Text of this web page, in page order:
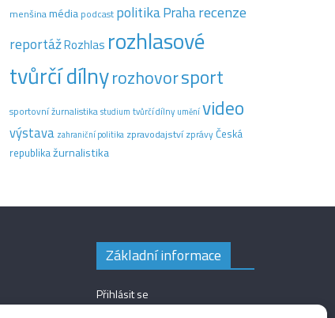
menšinamédia podcast politikaPraharecenze
reportážRozhlas rozhlasové
tvůrčí dílnyrozhovorsport
sportovní žurnalistikastudium tvůrčí dílny uměnívideo
výstava zahraniční politika zpravodajství zprávyČeská
republikažurnalistika
Základní informace
Přihlásit se